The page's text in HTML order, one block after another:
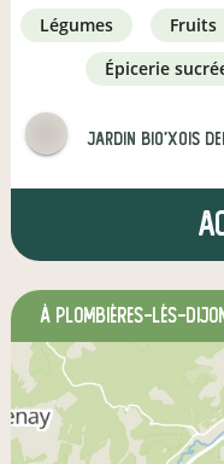
légumes fruits
épicerie
JARDIN BIO'XOIS
à Plombières-lès-